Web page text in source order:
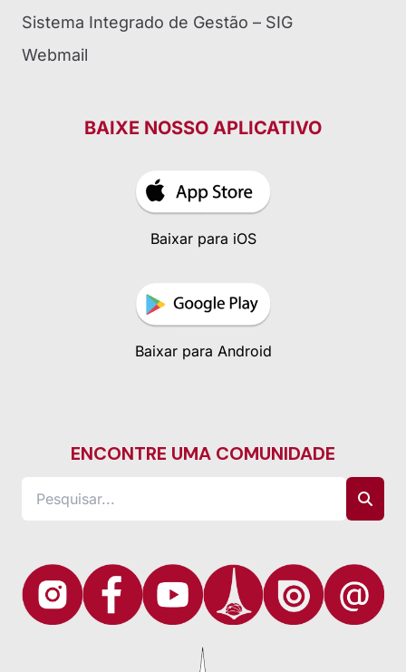
Sistema Integrado de Gestão – SIG
Webmail
BAIXE NOSSO APLICATIVO
Baixar para iOS
Baixar para Android
ENCONTRE UMA COMUNIDADE